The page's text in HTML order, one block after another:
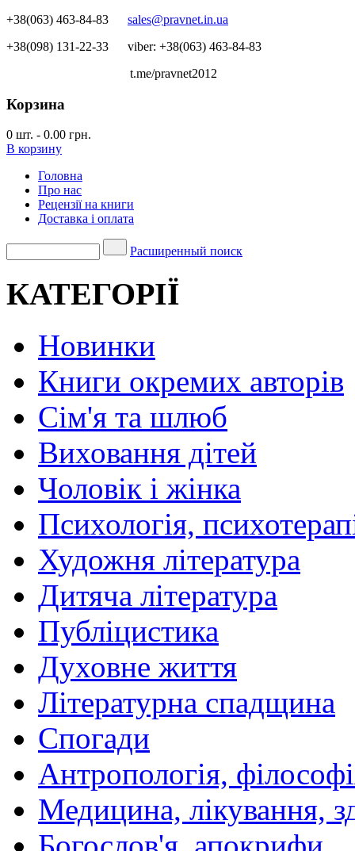
+38(063) 463-84-83 sales@pravnet.in.ua
+38(098) 131-22-33 viber: +38(063) 463-84-83
t.me/pravnet2012
Корзина
0 шт. - 0.00 грн.
В корзину
Головна
Про нас
Рецензії на книги
Доставка і оплата
Расширенный поиск
КАТЕГОРІЇ
Новинки
Книги окремих авторів
Сім'я та шлюб
Виховання дітей
Чоловік і жінка
Психологія,
Художня література
Дитяча література
Публіцистика
Духовне життя
Літературна спадщина
Спогади
Антропологія,
Медицина, лікування,